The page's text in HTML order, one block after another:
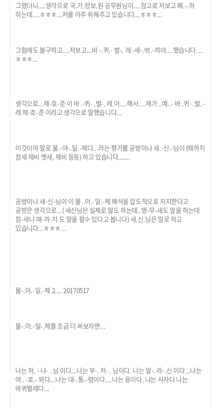
그랬더니....생각으로 국.가.정보.원 공무원님이....참고로 저보고 폐.-.하
하는데....ㅎㅎㅎ...저를 아주 위해주고 있습니다...ㅎㅎㅎ...
그럼에도 불구하고....저보고...바 -.퀴.- 벌-. 레 -새-.엒.-끼야....했습니다....
ㅎㅎㅎ...
생각으로...채-호-준 이 바 .-퀴- .벌-. 레.야....해서....제가 ..예..- 바 .퀴 -.벌. -
레 채-호-준 이라고 생각으로 말했습니다...
이것이야 말로 물.-아-.일.-체다...라는 평가를 공방이나 새.-신.-님이 (때까치
참새 제비 멧새, 제비 등등) 하고 있습니다.......
공방이나 새-신-님이 이 물-.아.-일.-체 해석을 압도적으로 지지한다고
공방은 생각으로...( 새신님은 실제로 말도 하는데..앵-무-새도 말을 하는데
참-새나 때-까-치 도 말을 할수 있다고 봅니다) 새.신.님은 말로 하고
있습니다...ㅎㅎㅎ...
물-.아.-일.-체 2.... 20170517
물-.아.-일-.체를 조금 더 써보자면...
나는 하. - 나- . 님 이다...나는 부-. 처- . 님이다. 나는 알-. 라-.신 이다...나는
여 . -호.- 와다...나는 대-.통.-령이다....나는 용이다. 나는 사자다 나는
바퀴벌레다...